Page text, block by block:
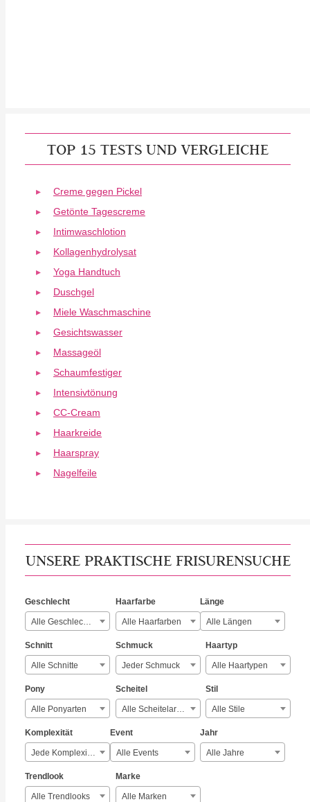
TOP 15 TESTS UND VERGLEICHE
Creme gegen Pickel
Getönte Tagescreme
Intimwaschlotion
Kollagenhydrolysat
Yoga Handtuch
Duschgel
Miele Waschmaschine
Gesichtswasser
Massageöl
Schaumfestiger
Intensivtönung
CC-Cream
Haarkreide
Haarspray
Nagelfeile
UNSERE PRAKTISCHE FRISURENSUCHE
Geschlecht
Alle Geschlechter
Haarfarbe
Alle Haarfarben
Länge
Alle Längen
Schnitt
Alle Schnitte
Schmuck
Jeder Schmuck
Haartyp
Alle Haartypen
Pony
Alle Ponyarten
Scheitel
Alle Scheitelarten
Stil
Alle Stile
Komplexität
Jede Komplexität
Event
Alle Events
Jahr
Alle Jahre
Trendlook
Alle Trendlooks
Marke
Alle Marken